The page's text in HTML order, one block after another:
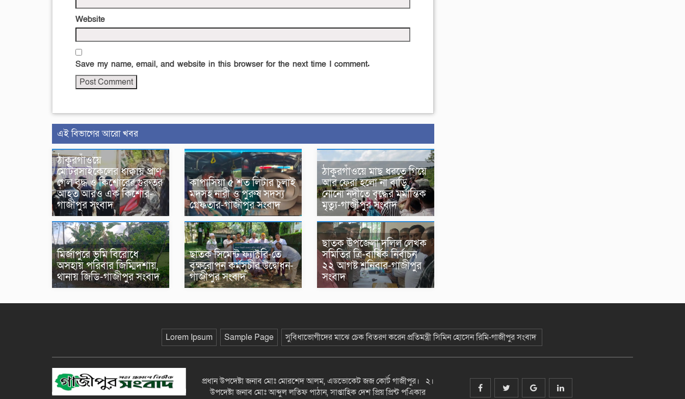
Website
Save my name, email, and website in this browser for the next time I comment.
এই বিভাগের আরো খবর
ঠাকুরগাঁওয়ে
মোটরসাইকেলের ধাক্কায় প্রাণ
গেল বৃদ্ধ ও কিশোরের,গুরুতর
আহত আরও এক কিশোর-
গাজীপুর সংবাদ
কাপাসিয়া ৫ শত লিটার চুলাই
মদসহ নারী ও পুরুষ সদস্য
গ্রেফতার-গাজীপুর সংবাদ
ঠাকুরগাঁওয়ে মাছ ধরতে গিয়ে
আর ফেরা হলো না বাড়ি,
নোনো নদীতে বৃদ্ধের মর্মান্তিক
মৃত্যু-গাজীপুর সংবাদ
মির্জাপুরে ভূমি বিরোধে
অসহায় পরিবার জিম্মিদশায়,
থানায় জিডি-গাজীপুর সংবাদ
ছাতক সিমেন্ট ফ্যাক্টরি-তে
বৃক্ষরোপন কর্মসূচীর উদ্বোধন-
গাজীপুর সংবাদ
ছাতক উপজেলা দলিল লেখক
সমিতির ত্রি-বার্ষিক নির্বাচন
২২ আগষ্ট শনিবার-গাজীপুর
সংবাদ
Lorem Ipsum Sample Page সুবিধাভোগীদের মাঝে চেক বিতরণ করেন প্রতিমন্ত্রী সিমিন হোসেন রিমি-গাজীপুর সংবাদ
প্রধান উপদেষ্টা জনাব মোঃ মোরশেদ আলম, এডভোকেট জজ কোর্ট গাজীপুর। ২।
উপদেষ্টা জনাব মোঃ আব্দুল লতিফ পাঠান, সাপ্তাহিক দেশ প্রিয় প্রিন্ট পএিকার